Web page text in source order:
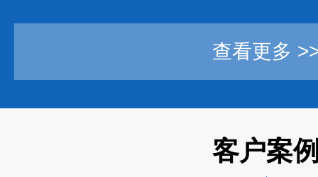
查看更多
客户案